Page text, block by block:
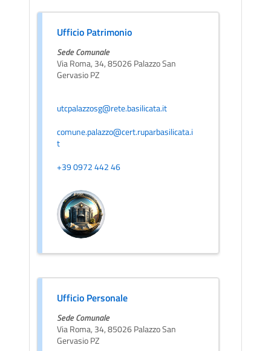
Ufficio Patrimonio
Sede Comunale
Via Roma, 34, 85026 Palazzo San
Gervasio PZ
utcpalazzosg@rete.basilicata.it
comune.palazzo@cert.ruparbasilicata.i
t
+39 0972 442 46
Ufficio Personale
Sede Comunale
Via Roma, 34, 85026 Palazzo San
Gervasio PZ